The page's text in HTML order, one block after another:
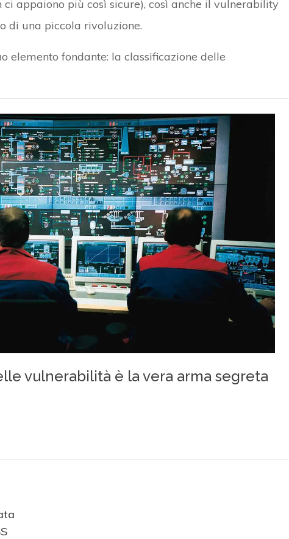
ci appaiono più così sicure), così anche il vulnerability
di una piccola rivoluzione.
elemento fondante: la classificazione delle